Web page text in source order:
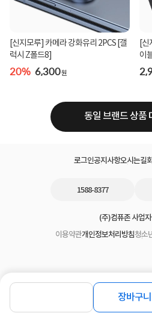
장바구니
[신지모루] 카메라 강화유리 2PCS [갤
럭시 Z폴드8]
20% 6,300원
[
이
동일 브랜드 상품
로그인공지사항오시는길
1588-8377
(주)컴퓨존 사업
이용약관개인정보처리방침청소